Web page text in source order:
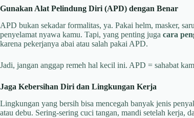
Gunakan Alat Pelindung Diri (APD) dengan Benar
APD bukan sekadar formalitas, ya. Pakai helm, masker,
penyelamat nyawa kamu. Tapi, yang penting juga cara
karena pekerjanya abai atau salah pakai APD.
Jadi, jangan anggap remeh hal kecil ini. APD = sahabat
Jaga Kebersihan Diri dan Lingkungan Kerja
Lingkungan yang bersih bisa mencegah banyak jenis
atau debu. Sering-sering cuci tangan, mandi setelah kerja,